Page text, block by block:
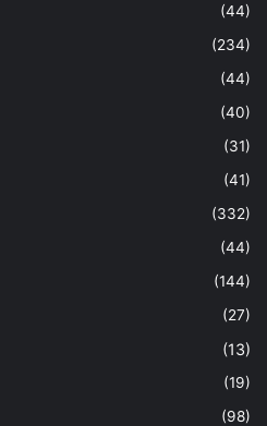
(44)
(234)
(44)
(40)
(31)
(41)
(332)
(44)
(144)
(27)
(13)
(19)
(98)